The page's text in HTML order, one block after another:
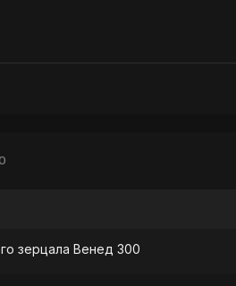
зерцала Венед 300